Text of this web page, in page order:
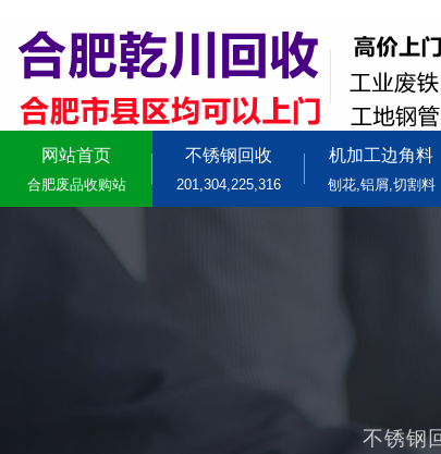
网站首页
合肥废品收购站
不锈钢回收
201,304,225,316
机加工边角料
刨花,铝屑,切割料
不锈钢